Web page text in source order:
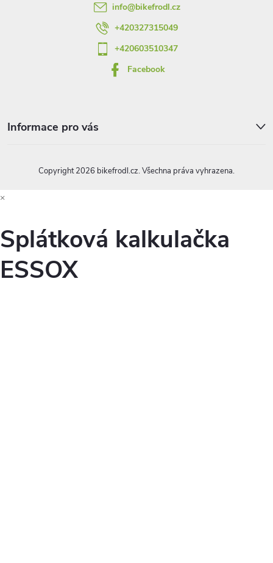
info@bikefrodl.cz
+420327315049
+420603510347
Facebook
Informace pro vás
Copyright 2026 bikefrodl.cz. Všechna práva vyhrazena.
×
Splátková kalkulačka
ESSOX